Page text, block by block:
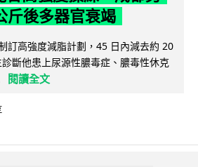
斤後多器官衰竭
訂高強度減脂計劃，45 日內減去約 20
斷他患上尿源性膿毒症、膿毒性休克
閱讀全文